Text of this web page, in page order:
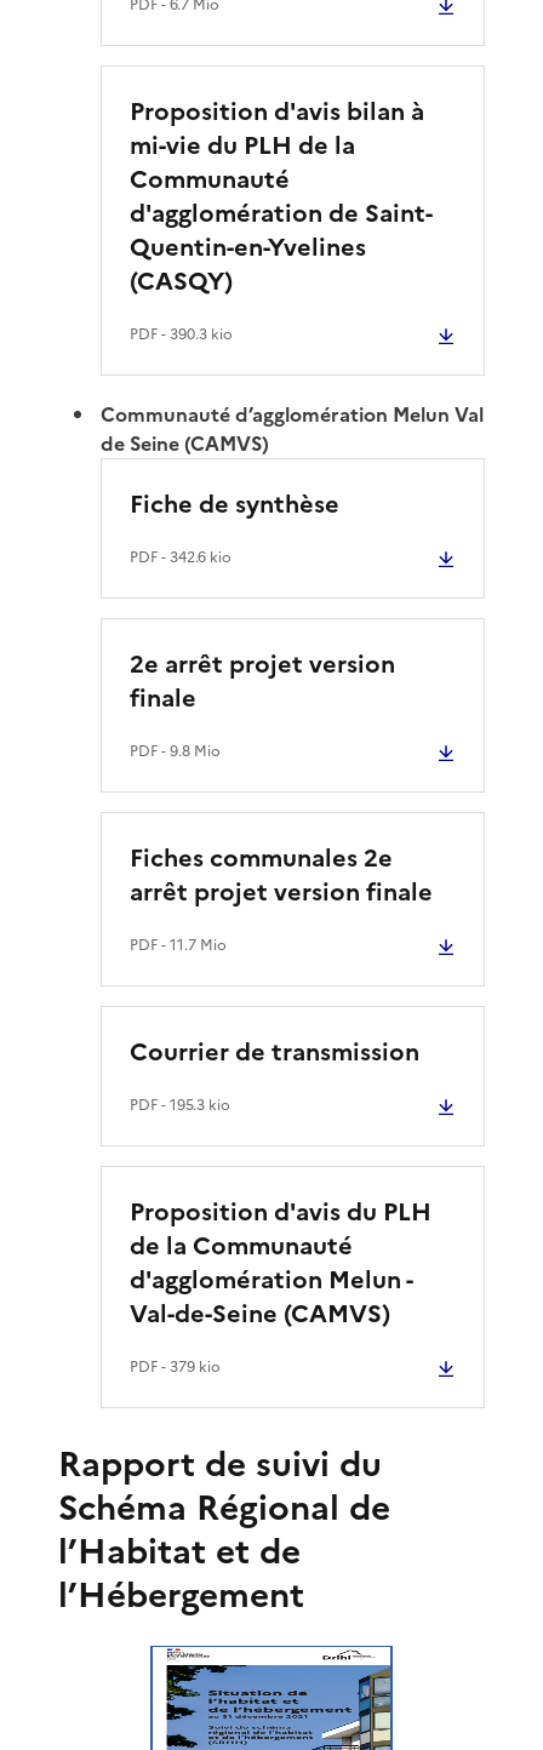
Proposition d'avis bilan à
mi-vie du PLH de la
Communauté
d'agglomération de Saint-
Quentin-en-Yvelines
(CASQY)
PDF- 390.3 kio
Communauté d’agglomération Melun Val
de Seine (CAMVS)
Fiche de synthèse
PDF- 342.6 kio
2e arrêt projet version
finale
PDF- 9.8 Mio
Fiches communales 2e
arrêt projet version finale
PDF- 11.7 Mio
Courrier de transmission
PDF- 195.3 kio
Proposition d'avis du PLH
de la Communauté
d'agglomération Melun -
Val-de-Seine (CAMVS)
PDF- 379 kio
Rapport de suivi du
Schéma Régional de
l’Habitat et de
l’Hébergement